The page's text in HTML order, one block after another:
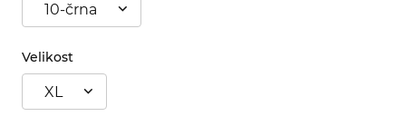
10-črna
Velikost
XL